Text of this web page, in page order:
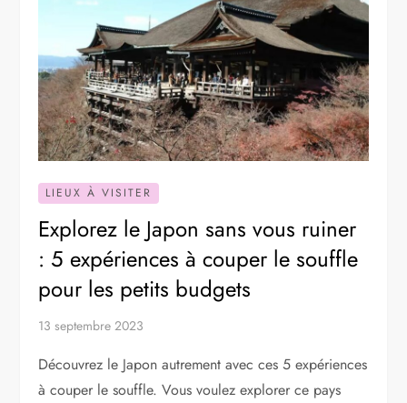
LIEUX À VISITER
Explorez le Japon sans vous ruiner
: 5 expériences à couper le souffle
pour les petits budgets
13 septembre 2023
Découvrez le Japon autrement avec ces 5 expériences
à couper le souffle. Vous voulez explorer ce pays